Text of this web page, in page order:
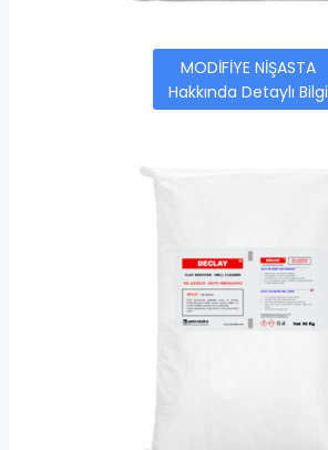
MODİFİYE NİŞASTA
Hakkında Detaylı Bilgi